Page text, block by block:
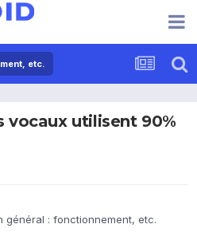
etc.
vocaux utilisent 90%
général : fonctionnement, etc.